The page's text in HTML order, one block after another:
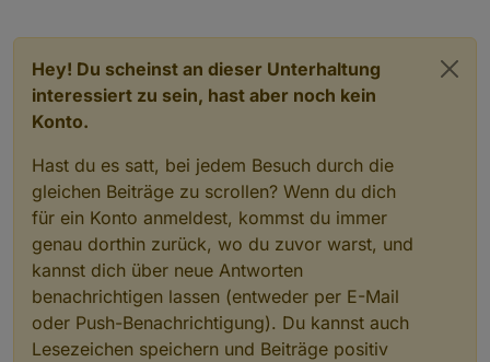
Hey! Du scheinst an dieser Unterhaltung
interessiert zu sein, hast aber noch kein
Konto.
Hast du es satt, bei jedem Besuch durch die
gleichen Beiträge zu scrollen? Wenn du dich
für ein Konto anmeldest, kommst du immer
genau dorthin zurück, wo du zuvor warst, und
kannst dich über neue Antworten
benachrichtigen lassen (entweder per E-Mail
oder Push-Benachrichtigung). Du kannst auch
Lesezeichen speichern und Beiträge positiv